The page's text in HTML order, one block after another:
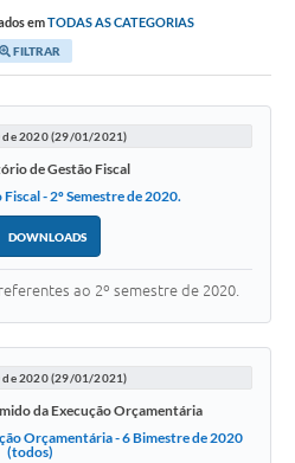
emTODAS AS CATEGORIAS
FILTRAR
de 2020 (29/01/2021)
de Gestão Fiscal
- 2º Semestre de 2020.
DOWNLOADS
ao 2º semestre de 2020.
de 2020 (29/01/2021)
da Execução Orçamentária
Orçamentária - 6 Bimestre de 2020
(todos)